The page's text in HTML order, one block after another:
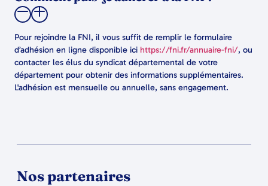
Pour rejoindre la FNI, il vous suffit de remplir le formulaire
d’adhésion en ligne disponible ici https://fni.fr/annuaire-fni/, ou
contacter les élus du syndicat départemental de votre
département pour obtenir des informations supplémentaires.
L'adhésion est mensuelle ou annuelle, sans engagement.
Nos partenaires